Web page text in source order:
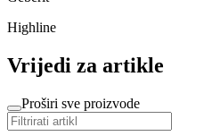
Highline
Vrijedi za artikle
Proširi sve proizvode